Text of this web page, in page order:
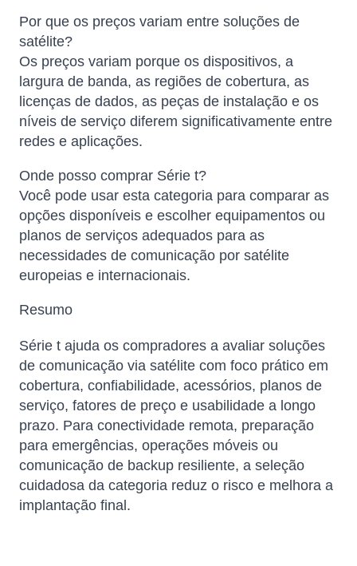
Por que os preços variam entre soluções de
satélite?
Os preços variam porque os dispositivos, a
largura de banda, as regiões de cobertura, as
licenças de dados, as peças de instalação e os
níveis de serviço diferem significativamente entre
redes e aplicações.
Onde posso comprar Série t?
Você pode usar esta categoria para comparar as
opções disponíveis e escolher equipamentos ou
planos de serviços adequados para as
necessidades de comunicação por satélite
europeias e internacionais.
Resumo
Série t ajuda os compradores a avaliar soluções
de comunicação via satélite com foco prático em
cobertura, confiabilidade, acessórios, planos de
serviço, fatores de preço e usabilidade a longo
prazo. Para conectividade remota, preparação
para emergências, operações móveis ou
comunicação de backup resiliente, a seleção
cuidadosa da categoria reduz o risco e melhora a
implantação final.